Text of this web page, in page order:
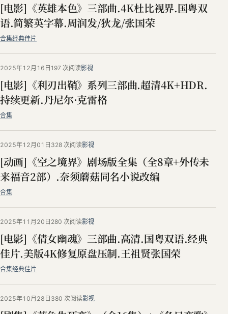
[电影]《英雄本色》三部曲.4K杜比视界.国粤双
语.简繁英字幕.周润发/狄龙/张国荣
合集经典佳片
2025年12月16日 197 次阅读影视
[电影]《利刃出鞘》系列三部曲.超清4K+HDR.
持续更新.丹尼尔·克雷格
合集
2025年12月01日 328 次阅读影视
[动画]《空之境界》剧场版全集（全8章+外传未
来福音2部）.奈须蘑菇同名小说改编
合集
2025年11月20日 280 次阅读影视
[电影]《倩女幽魂》三部曲.高清.国粤双语.经典
佳片.美版4K修复原盘压制.王祖贤张国荣
合集经典佳片
2025年10月28日 380 次阅读影视